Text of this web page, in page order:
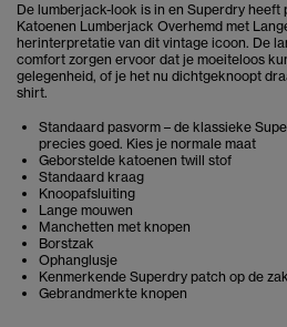
De lumberjack-look is in en Superdry heeft
Katoenen Lumberjack Overhemd met
herinterpretatie van dit vintage icoon. De
comfort zorgen ervoor dat je moeiteloos
gelegenheid, of je het nu dichtgeknoopt
shirt.
Standaard pasvorm – de klassieke
precies goed. Kies je normale maat
Geborstelde katoenen twill stof
Standaard kraag
Knoopafsluiting
Lange mouwen
Manchetten met knopen
Borstzak
Ophanglusje
Kenmerkende Superdry patch op de zak
Gebrandmerkte knopen